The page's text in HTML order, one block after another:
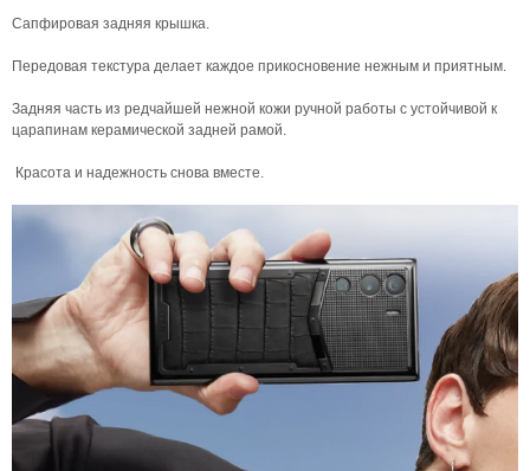
Сапфировая задняя крышка.
Передовая текстура делает каждое прикосновение нежным и приятным.
Задняя часть из редчайшей нежной кожи ручной работы с устойчивой к
царапинам керамической задней рамой.
Красота и надежность снова вместе.